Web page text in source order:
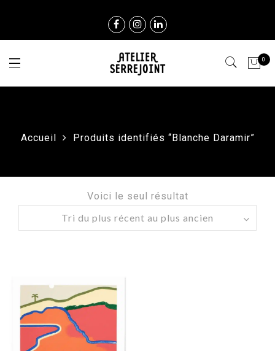
0
Accueil Produits identifiés “Blanche Daramir”
Voici le seul résultat